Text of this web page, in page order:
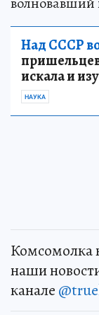
Над СССР
искала и
НАУКА
Комсомолка
наши
канале